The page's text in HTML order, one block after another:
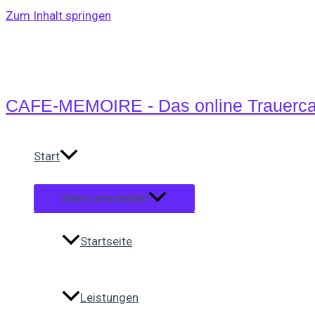
Zum Inhalt springen
CAFE-MEMOIRE - Das online
Start
Menü umschalten
Startseite
Leistungen